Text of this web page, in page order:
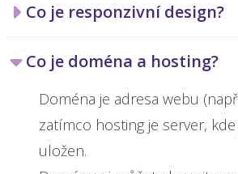
Co je responzivní design?
Co je doména a hosting?
Doména je adresa webu
zatímco hosting je server,
uložen.